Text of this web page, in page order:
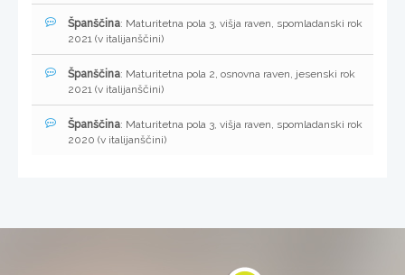
Španščina: Maturitetna pola 3, višja raven, spomladanski rok
2021 (v italijanščini)
Španščina: Maturitetna pola 2, osnovna raven, jesenski rok
2021 (v italijanščini)
Španščina: Maturitetna pola 3, višja raven, spomladanski rok
2020 (v italijanščini)